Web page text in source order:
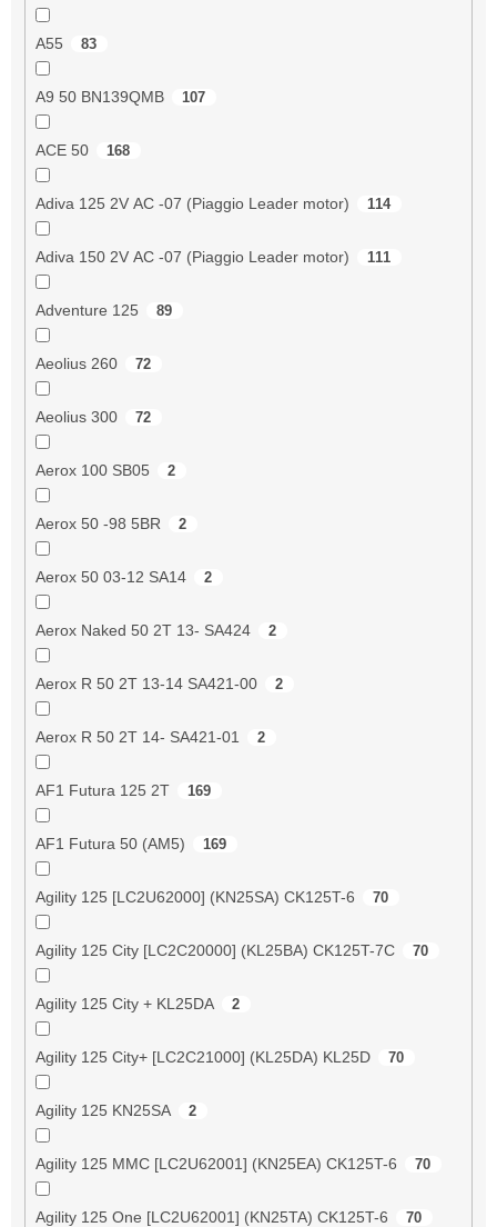
A55 83
A9 50 BN139QMB 107
ACE 50 168
Adiva 125 2V AC -07 (Piaggio Leader motor) 114
Adiva 150 2V AC -07 (Piaggio Leader motor) 111
Adventure 125 89
Aeolius 260 72
Aeolius 300 72
Aerox 100 SB05 2
Aerox 50 -98 5BR 2
Aerox 50 03-12 SA14 2
Aerox Naked 50 2T 13- SA424 2
Aerox R 50 2T 13-14 SA421-00 2
Aerox R 50 2T 14- SA421-01 2
AF1 Futura 125 2T 169
AF1 Futura 50 (AM5) 169
Agility 125 [LC2U62000] (KN25SA) CK125T-6 70
Agility 125 City [LC2C20000] (KL25BA) CK125T-7C 70
Agility 125 City + KL25DA 2
Agility 125 City+ [LC2C21000] (KL25DA) KL25D 70
Agility 125 KN25SA 2
Agility 125 MMC [LC2U62001] (KN25EA) CK125T-6 70
Agility 125 One [LC2U62001] (KN25TA) CK125T-6 70